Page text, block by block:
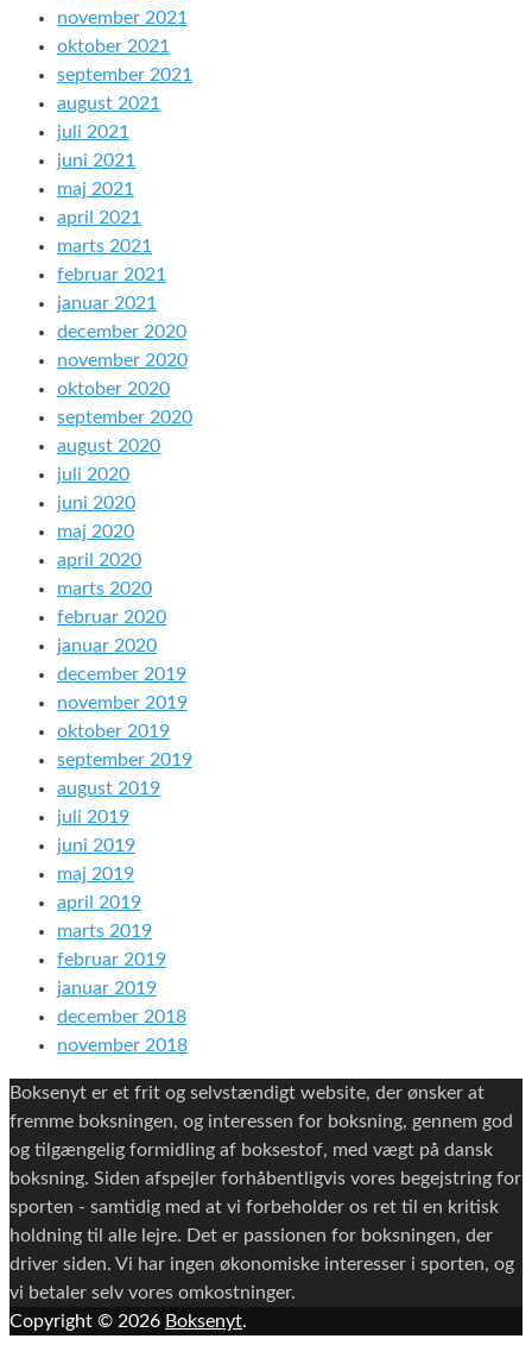
november 2021
oktober 2021
september 2021
august 2021
juli 2021
juni 2021
maj 2021
april 2021
marts 2021
februar 2021
januar 2021
december 2020
november 2020
oktober 2020
september 2020
august 2020
juli 2020
juni 2020
maj 2020
april 2020
marts 2020
februar 2020
januar 2020
december 2019
november 2019
oktober 2019
september 2019
august 2019
juli 2019
juni 2019
maj 2019
april 2019
marts 2019
februar 2019
januar 2019
december 2018
november 2018
Boksenyt er et frit og selvstændigt website, der ønsker at
fremme boksningen, og interessen for boksning, gennem god
og tilgængelig formidling af boksestof, med vægt på dansk
boksning. Siden afspejler forhåbentligvis vores begejstring for
sporten - samtidig med at vi forbeholder os ret til en kritisk
holdning til alle lejre. Det er passionen for boksningen, der
driver siden. Vi har ingen økonomiske interesser i sporten, og
vi betaler selv vores omkostninger.
Copyright © 2026 Boksenyt.